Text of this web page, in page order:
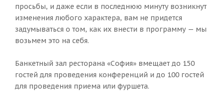
просьбы, и даже если в последнюю минуту возникнут
изменения любого характера, вам не придется
задумываться о том, как их внести в программу — мы
возьмем это на себя.
Банкетный зал ресторана «София» вмещает до 150
гостей для проведения конференций и до 100 гостей
для проведения приема или фуршета.